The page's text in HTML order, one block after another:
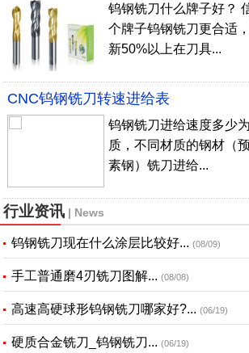
钨钢铣刀什么牌子好？
个牌子钨钢铣刀更合适
新50%以上在刀具...
CNC钨钢铣刀转速进给表
钨钢铣刀进给速度多少
质，不同材质的钢材（
素钢）铣刀进给...
行业资讯 | News
钨钢铣刀现在什么涂层比较好... (08/09)
手工普通磨4刃铣刀图解... (08/08)
高速高硬球形钨钢铣刀哪家好?... (06/19)
硬质合金铣刀_钨钢铣刀... (06/19)